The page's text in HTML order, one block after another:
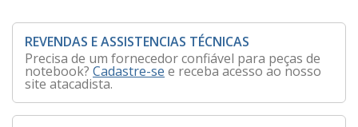
REVENDAS E ASSISTENCIAS TÉCNICAS
Precisa de um fornecedor confiável para peças de
notebook? Cadastre-se e receba acesso ao nosso
site atacadista.